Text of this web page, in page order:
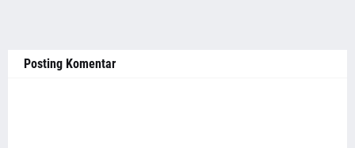
Posting Komentar